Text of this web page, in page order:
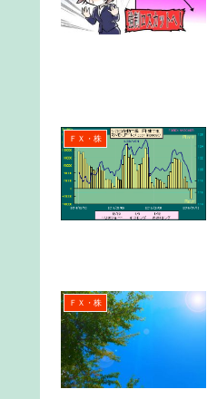
ＦＸ・株
ＦＸ・株